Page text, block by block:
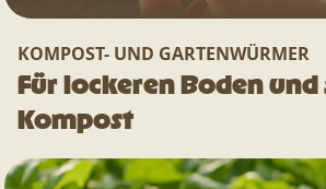
KOMPOST- UND GARTENWÜRMER
Für lockeren Boden und
Kompost